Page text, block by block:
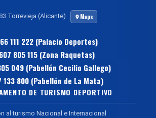
Torrevieja (Alicante) Maps
111 222 (Palacio Deportes)
607 805 115 (Zona Raquetas)
049 (Pabellón Cecilio Gallego)
133 800 (Pabellón de La Mata)
DE TURISMO DEPORTIVO
al turismo Nacional e Internacional